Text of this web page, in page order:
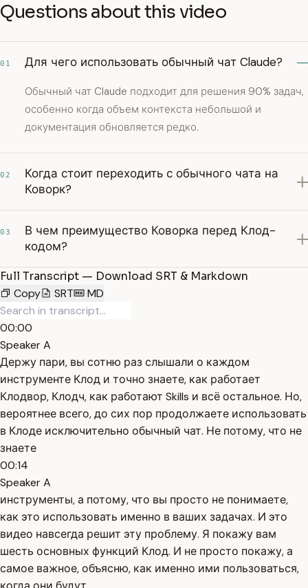
Questions about this video
01 Для чего использовать обычный чат Claude?
Обычный чат Claude подходит для решения 90% задач,
особенно когда объем контекста небольшой и
документация обновляется редко.
02
Когда стоит переходить с обычного чата на
Коворк?
03
В чем преимущество Коворка перед Клод-
кодом?
Full Transcript — Download SRT & Markdown
Copy
SRT MD
00:00
Speaker A
Держу пари, вы сотню раз слышали о каждом
инструменте Клод и точно знаете, как работает
Клодвор, Клодч, как работают Skills и всё остальное. Но,
вероятнее всего, до сих пор продолжаете использовать
в Клоде исключительно обычный чат. Не потому, что не
знаете
00:14
Speaker A
инструменты, а потому, что вы просто не понимаете,
как это использовать именно в ваших задачах. И это
видео навсегда решит эту проблему. Я покажу вам
шесть основных функций Клод. И не просто покажу, а
самое важное, объясню, как именно ими пользоваться,